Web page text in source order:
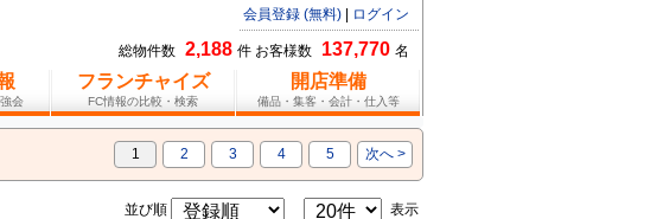
会員登録 (無料) ログイン
総物件数 2,188 件 お客様数 137,770 名
会
フランチャイズ
FC情報の比較・検索
開店準備
備品・集客・会計・仕入等
1 2 3 4 5 次へ >
表示
並び順